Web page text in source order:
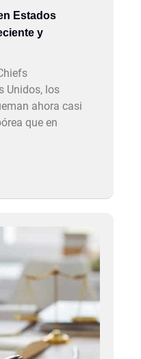
Estados
y
Unidos, los
ahora casi
que en